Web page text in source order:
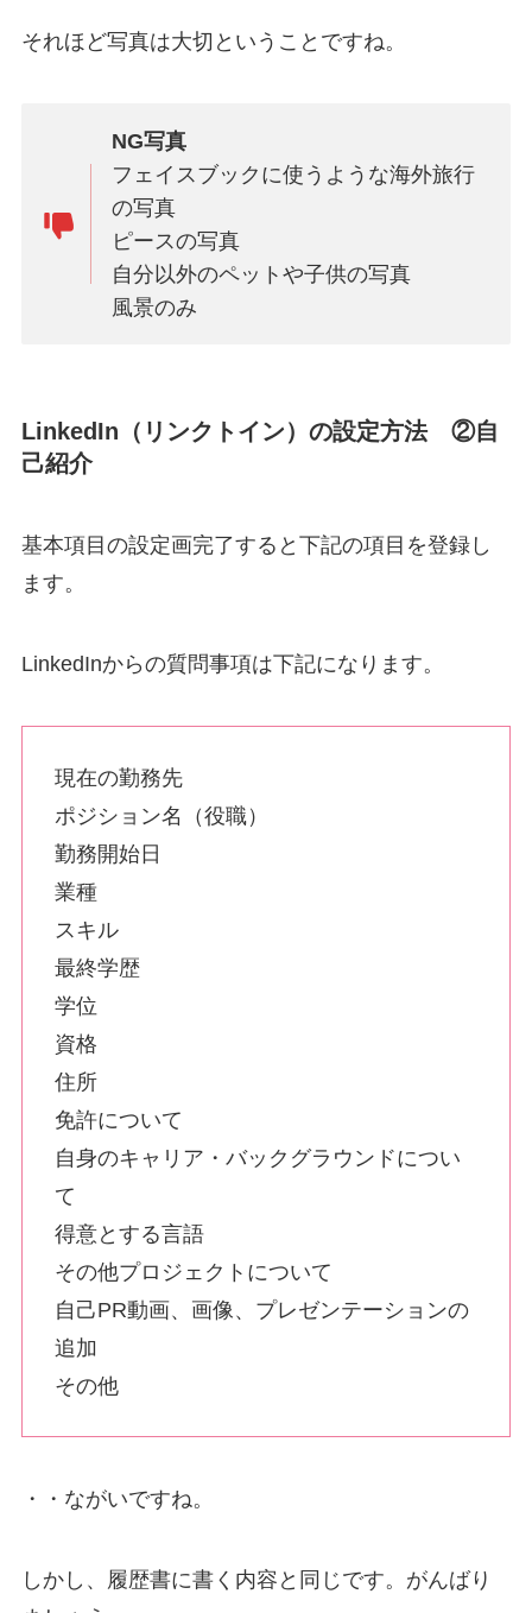
それほど写真は大切ということですね。
NG写真
フェイスブックに使うような海外旅行
の写真
ピースの写真
自分以外のペットや子供の写真
風景のみ
LinkedIn（リンクトイン）の設定方法 ②自
己紹介
基本項目の設定画完了すると下記の項目を登録し
ます。
LinkedInからの質問事項は下記になります。
現在の勤務先
ポジション名（役職）
勤務開始日
業種
スキル
最終学歴
学位
資格
住所
免許について
自身のキャリア・バックグラウンドについ
て
得意とする言語
その他プロジェクトについて
自己PR動画、画像、プレゼンテーションの
追加
その他
・・ながいですね。
しかし、履歴書に書く内容と同じです。がんばり